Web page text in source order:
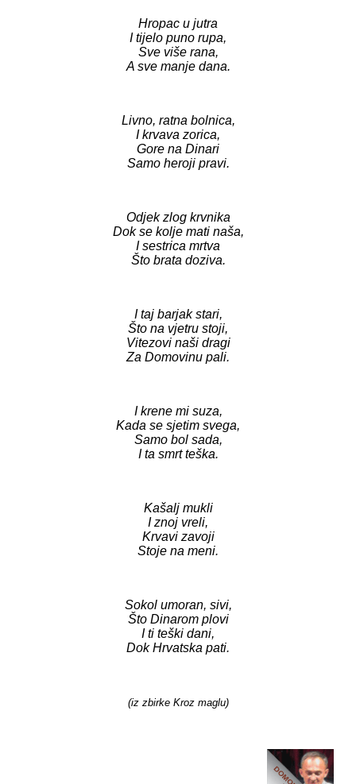
Hropac u jutra
I tijelo puno rupa,
Sve više rana,
A sve manje dana.
Livno, ratna bolnica,
I krvava zorica,
Gore na Dinari
Samo heroji pravi.
Odjek zlog krvnika
Dok se kolje mati naša,
I sestrica mrtva
Što brata doziva.
I taj barjak stari,
Što na vjetru stoji,
Vitezovi naši dragi
Za Domovinu pali.
I krene mi suza,
Kada se sjetim svega,
Samo bol sada,
I ta smrt teška.
Kašalj mukli
I znoj vreli,
Krvavi zavoji
Stoje na meni.
Sokol umoran, sivi,
Što Dinarom plovi
I ti teški dani,
Dok Hrvatska pati.
(iz zbirke Kroz maglu)